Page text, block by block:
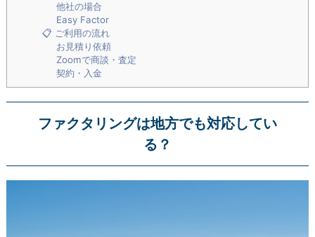
他社の場合
Easy Factor
📋 ご利用の流れ
お見積り依頼
Zoomで商談・査定
契約・入金
ファクタリングは地方でも対応してい
る？